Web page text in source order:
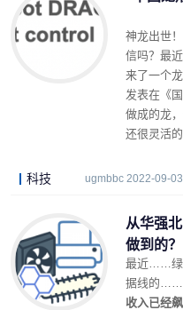
神龙出世
信吗？最
来了一个
发表在《
做成的龙
还很灵活的
科技 ugmbbc 2022-09-
从华强
做到的？
最近……绿
据线的……
收入已经